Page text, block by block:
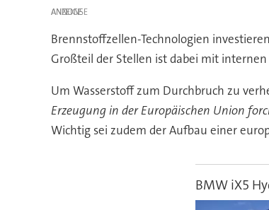
ANZEIGE
Brennstoffzellen-Technologien
Großteil der Stellen ist dabei mit
Um Wasserstoff zum Durchbruch zu
Erzeugung in der Europäischen Union
Wichtig sei zudem der Aufbau einer
BMW iX5